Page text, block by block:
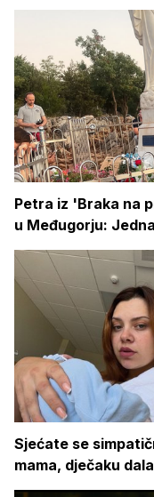
Petra iz 'Braka na
u Međugorju:
Sjećate se
mama, dječaku